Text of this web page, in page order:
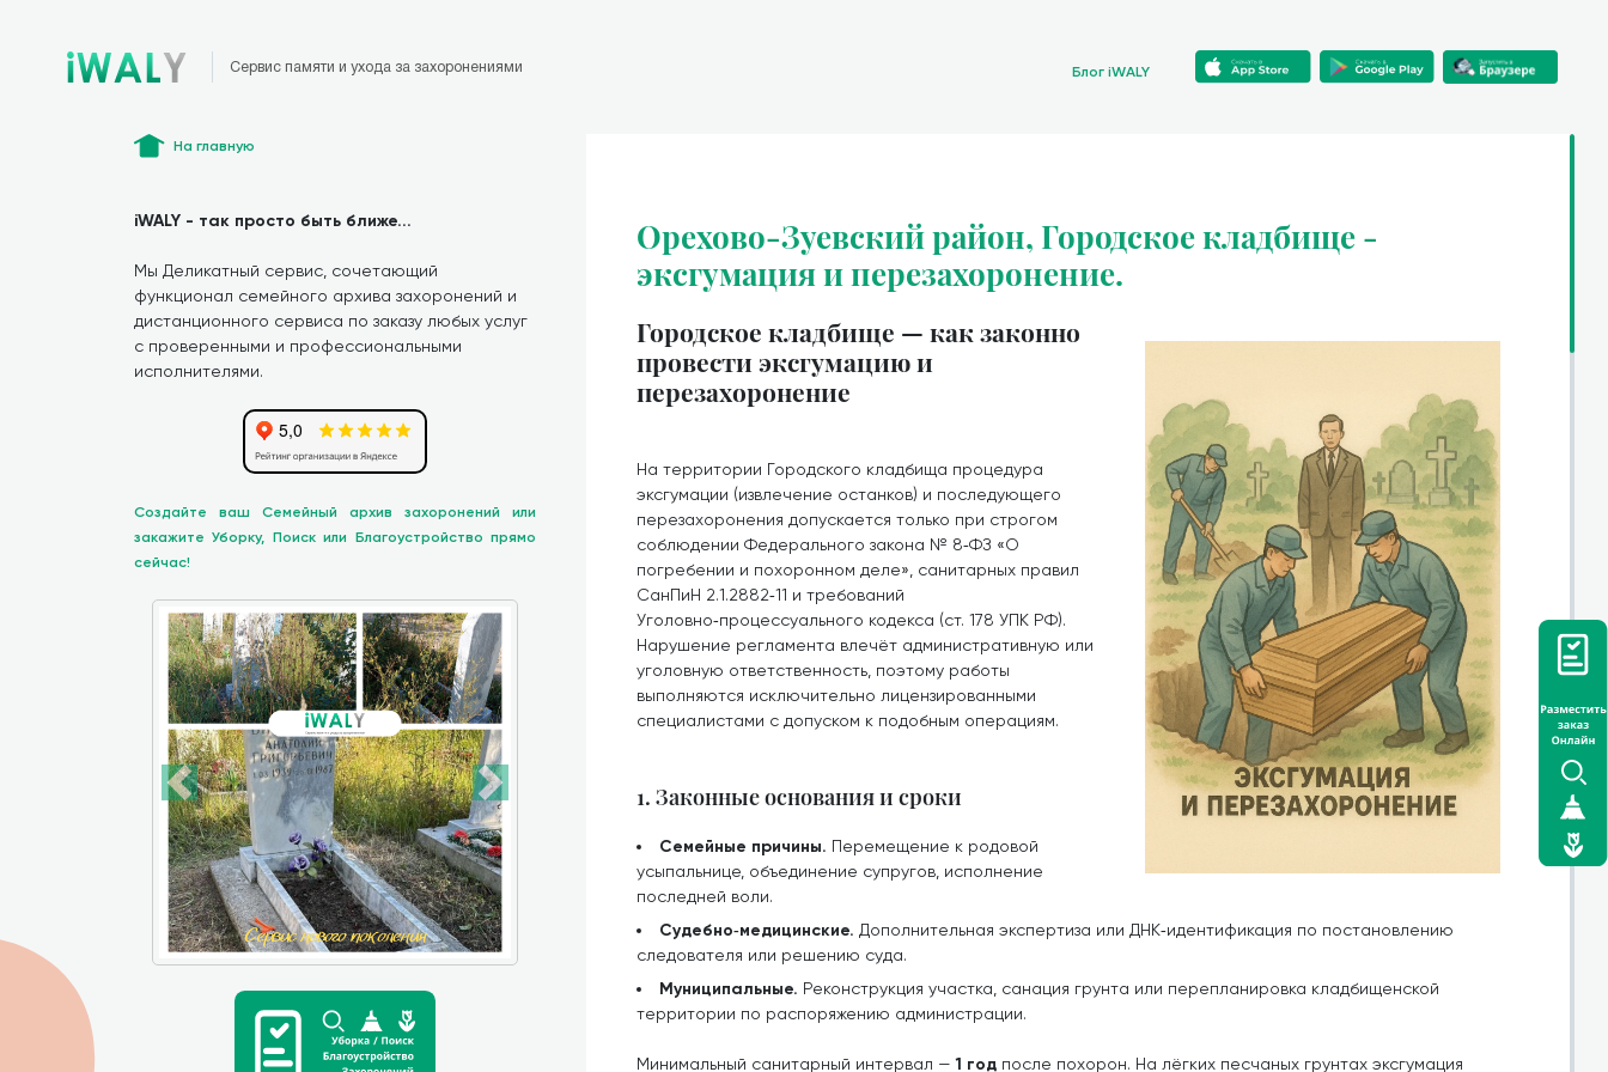
Сервис памяти и ухода за захоронениями Блог iWALY
На главную
iWALY - так просто быть ближе...
Мы Деликатный сервис, сочетающий
функционал семейного архива захоронений и
дистанционного сервиса по заказу любых услуг
с проверенными и профессиональными
исполнителями.
Создайте ваш Семейный архив захоронений или
закажите Уборку, Поиск или Благоустройство прямо
сейчас!
Орехово-Зуевский район, Городское кладбище -
эксгумация и перезахоронение.
Городское кладбище — как законно
провести эксгумацию и
перезахоронение
На территории Городского кладбища процедура
эксгумации (извлечение останков) и последующего
перезахоронения допускается только при строгом
соблюдении Федерального закона № 8‑ФЗ «О
погребении и похоронном деле», санитарных правил
СанПиН 2.1.2882‑11 и требований
Уголовно‑процессуального кодекса (ст. 178 УПК РФ).
Нарушение регламента влечёт административную или
уголовную ответственность, поэтому работы
выполняются исключительно лицензированными
специалистами с допуском к подобным операциям.
1. Законные основания и сроки
Семейные причины. Перемещение к родовой
усыпальнице, объединение супругов, исполнение
последней воли.
Судебно‑медицинские. Дополнительная экспертиза или ДНК‑идентификация по постановлению
следователя или решению суда.
Муниципальные. Реконструкция участка, санация грунта или перепланировка кладбищенской
территории по распоряжению администрации.
Минимальный санитарный интервал —1 год после похорон. На лёгких песчаных грунтах эксгумация